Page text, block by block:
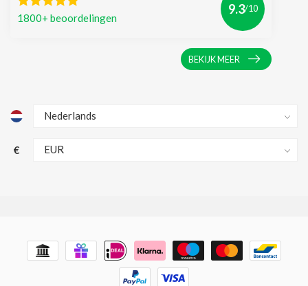
1800+ beoordelingen
9.3/10
BEKIJK MEER
€